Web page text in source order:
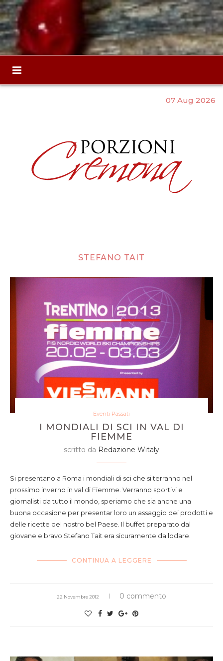
07 Aug 2026
STEFANO TAIT
Eventi Passati
I MONDIALI DI SCI IN VAL DI
FIEMME
scritto da Redazione Witaly
Si presentano a Roma i mondiali di sci che si terranno nel
prossimo inverno in val di Fiemme. Verranno sportivi e
giornalisti da tutto il mondo, speriamo che sia anche una
buona occasione per presentar loro un assaggio dei prodotti e
delle ricette del nostro bel Paese. Il buffet preparato dal
giovane e bravo Stefano Tait era sicuramente da lodare.
CONTINUA A LEGGERE
22 Novembre 2012 0 commento